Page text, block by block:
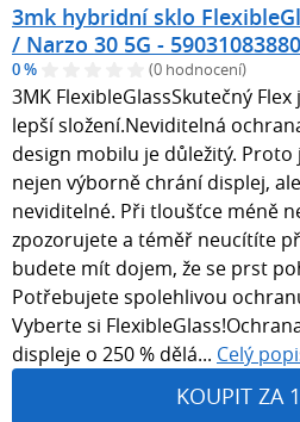
3mk hybridní sklo
/ Narzo 30 5G -
0 % (0 hodnocení)
3MK FlexibleGlassSkutečný
lepší složení.Neviditelná
design mobilu je důležitý.
nejen výborně chrání displej,
neviditelné. Při tloušťce méně
zpozorujete a téměř neucítíte
budete mít dojem, že se prst
Potřebujete spolehlivou
Vyberte si
displeje o 250 % dělá... Celý
KOUPIT ZA